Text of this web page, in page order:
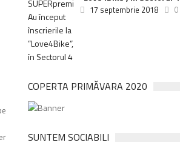
17 septembrie 2018 0
COPERTA PRIMĂVARA 2020
SUNTEM SOCIABILI